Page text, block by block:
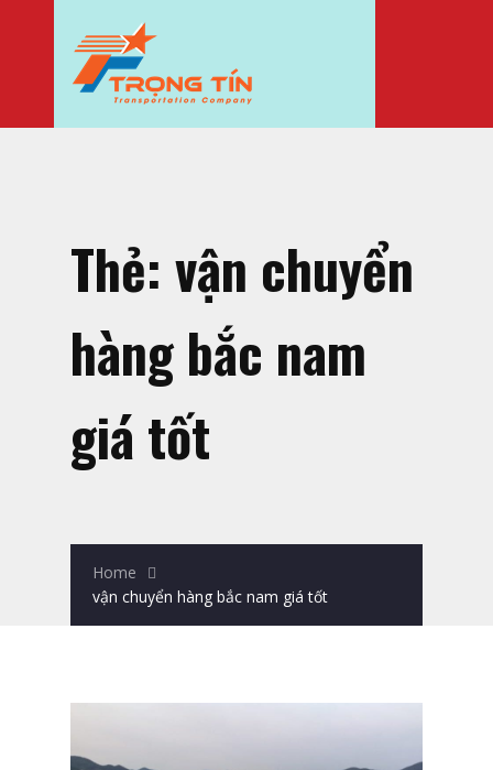
Thẻ: vận chuyển
hàng bắc nam
giá tốt
Home
vận chuyển hàng bắc nam giá tốt